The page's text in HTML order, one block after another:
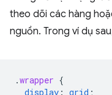
theo dõi các hàng
nguồn. Trong ví dụ
.wrapper {
display : grid ;